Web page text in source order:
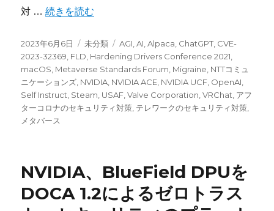
対 …“今宵のサイバーセキュリティについて気になるこ
続きを読む
投
稿
日:
2023年6月6日
カ
テ
ゴ
リ
ー
未分類
タ
グ
AGI ,AI ,Alpaca ChatGPT CVE-
2023-32369 FLD Hardening Drivers Conference 2021
macOS Metaverse Standards Forum Migraine NTTコミュ
ニケーションズ NVIDIA NVIDIA ACE NVIDIA UCF OpenAI
Self Instruct Steam USAF ,Valve Corporation ,VRChat アフ
ターコロナのセキュリティ対策 テレワークのセキュリティ対策
メタバース
NVIDIA、BlueField DPUを
DOCA 1.2によるゼロトラス